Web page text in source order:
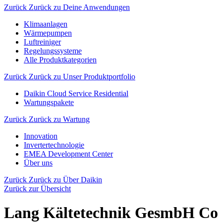
Zurück Zurück zu Deine Anwendungen
Klimaanlagen
Wärmepumpen
Luftreiniger
Regelungssysteme
Alle Produktkategorien
Zurück Zurück zu Unser Produktportfolio
Daikin Cloud Service Residential
Wartungspakete
Zurück Zurück zu Wartung
Innovation
Invertertechnologie
EMEA Development Center
Über uns
Zurück Zurück zu Über Daikin
Zurück zur Übersicht
Lang Kältetechnik GesmbH